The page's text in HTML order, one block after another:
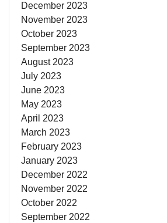
December 2023
November 2023
October 2023
September 2023
August 2023
July 2023
June 2023
May 2023
April 2023
March 2023
February 2023
January 2023
December 2022
November 2022
October 2022
September 2022